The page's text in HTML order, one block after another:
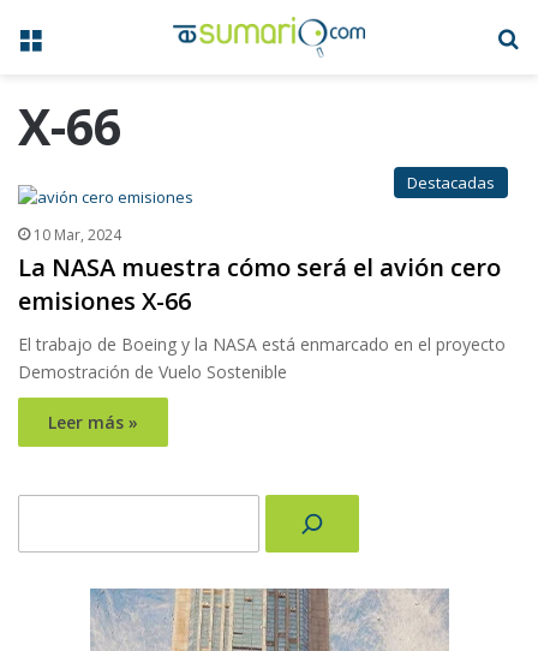
Menú
X-66
Destacadas
10 Mar, 2024
La NASA muestra cómo será el avión cero
emisiones X-66
El trabajo de Boeing y la NASA está enmarcado en el proyecto
Demostración de Vuelo Sostenible
Leer más »